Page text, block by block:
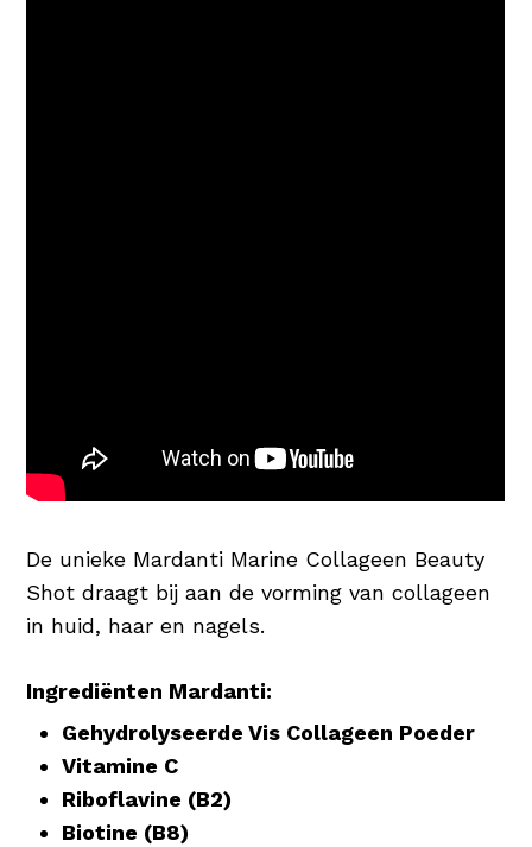
De unieke Mardanti Marine Collageen Beauty
Shot draagt bij aan de vorming van collageen
in huid, haar en nagels.
Ingrediënten Mardanti:
Gehydrolyseerde Vis Collageen Poeder
Vitamine C
Riboflavine (B2)
Biotine (B8)